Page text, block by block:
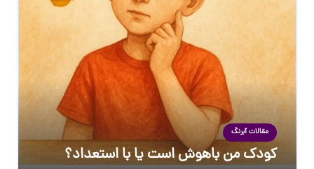
مقالات آبرنگ
کودک من باهوش است یا با استعداد؟